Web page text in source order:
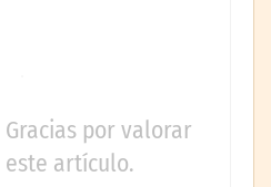
Gracias por valorar
este artículo.